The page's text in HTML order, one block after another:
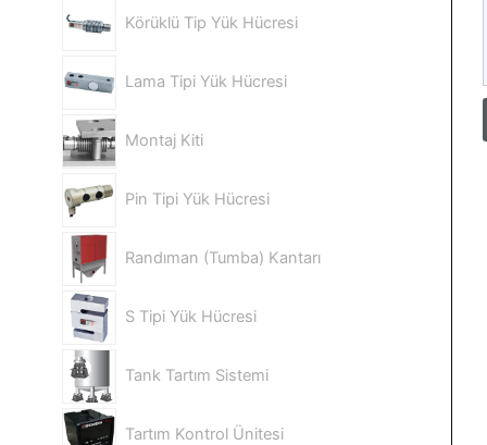
Körüklü Tip Yük Hücresi
Lama Tipi Yük Hücresi
Montaj Kiti
Pin Tipi Yük Hücresi
Randıman (Tumba) Kantarı
S Tipi Yük Hücresi
Tank Tartım Sistemi
Tartım Kontrol Ünitesi